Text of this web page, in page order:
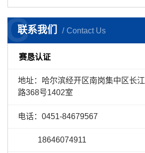
联系我们 Contact Us
C
赛恳认证
地址： 哈尔滨经开区南岗集中区长江
路368号1402室
电话：0451-84679567
18646074911